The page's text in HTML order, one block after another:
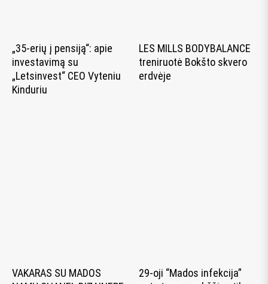
„35-erių į pensiją“: apie
investavimą su
„Letsinvest“ CEO Vyteniu
Kinduriu
LES MILLS BODYBALANCE
treniruotė Bokšto skvero
erdvėje
VAKARAS SU MADOS
29-oji “Mados infekcija”